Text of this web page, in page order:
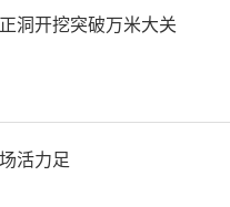
金融监督
洞开挖突破万米大关
活力足